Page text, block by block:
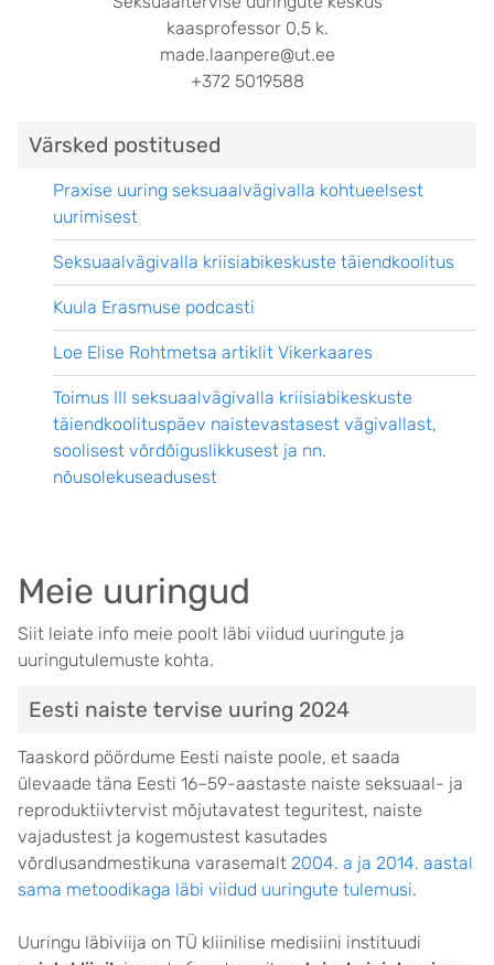
Meie uuringud
Siit leiate info meie poolt läbi viidud uuringute ja
uuringutulemuste kohta.
Eesti naiste tervise uuring 2024
Taaskord pöördume Eesti naiste poole, et saada
ülevaade täna Eesti 16–59-aastaste naiste seksuaal- ja
reproduktiivtervist mõjutavatest teguritest, naiste
vajadustest ja kogemustest kasutades
võrdlusandmestikuna varasemalt 2004. a ja 2014. aastal
sama metoodikaga läbi viidud uuringute tulemusi.
Uuringu läbiviija on TÜ kliinilise medisiini instituudi
kaasprofessor 0,5 k.
made.laanpere@ut.ee
+372 5019588
Värsked postitused
Praxise uuring seksuaalvägivalla kohtueelsest
uurimisest
Seksuaalvägivalla kriisiabikeskuste täiendkoolitus
Kuula Erasmuse podcasti
Loe Elise Rohtmetsa artiklit Vikerkaares
Toimus III seksuaalvägivalla kriisiabikeskuste
täiendkoolituspäev naistevastasest vägivallast,
soolisest võrdõiguslikkusest ja nn.
nõusolekuseadusest